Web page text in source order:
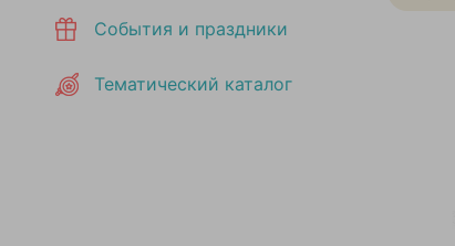
События и праздники
Тематический каталог